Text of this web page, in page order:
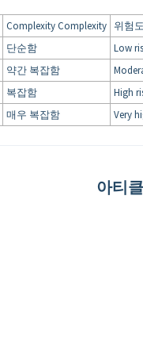
Complexity Complexity 위험도
단순함
Low
약간 복잡함
복잡함
High
매우 복잡함 Very
아티